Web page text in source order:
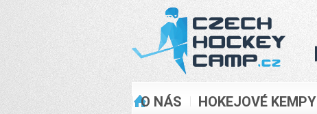
ÚVOD
O NÁS HOKEJOVÉ KEMPY